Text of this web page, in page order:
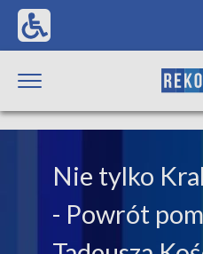
Nie tylko
- Powrót